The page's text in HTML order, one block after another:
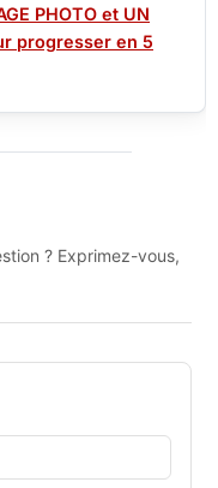
PHOTO et UN
progresser en 5
? Exprimez-vous,